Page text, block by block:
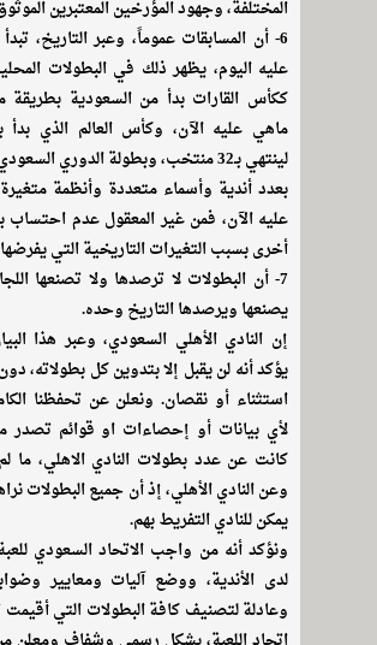
المختلفة، وجهود المؤرخين المعتبرين
6- أن المسابقات عموماً، وعبر التاريخ،
عليه اليوم، يظهر ذلك في البطولات
ككأس القارات بدأ من السعودية بطريقة
لينتهي بـ32 منتخب، وبطولة الدوري
بعدد أندية وأسماء متعددة وأنظمة
عليه الآن، فمن غير المعقول عدم
أخرى بسبب التغيرات التاريخية التي
7- أن البطولات لا ترصدها ولا تصنعها
يصنعها ويرصدها التاريخ وحده.
إن النادي الأهلي السعودي، وعبر هذا
يؤكد أنه لن يقبل إلا بتدوين كل بطولاته،
استثناء أو نقصان. ونعلن عن تحفظنا
لأي بيانات أو إحصاءات او قوائم
كانت عن عدد بطولات النادي الاهلي، ما
وعن النادي الأهلي، إذ أن جميع البطولات
يمكن للنادي التفريط بهم.
ونؤكد أنه من واجب الاتحاد السعودي
لدى الأندية، ووضع آليات ومعايير
وعادلة لتصنيف كافة البطولات التي